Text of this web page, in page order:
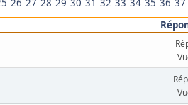
26 27 28 29 30 31 32 33 34 35 36 37